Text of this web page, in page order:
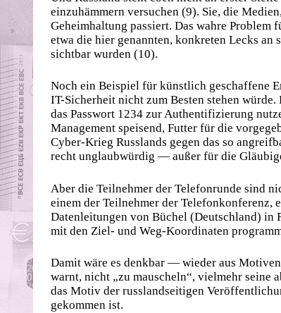
einzuhämmern versuchen (9). Sie, die
Geheimhaltung passiert. Das wahre
etwa die hier genannten, konkreten Lecks
sichtbar wurden (10).
Noch ein Beispiel für künstlich geschaffene
IT-Sicherheit nicht zum Besten stehen
das Passwort 1234 zur Authentifizierung
Management speisend, Futter für die
Cyber-Krieg Russlands gegen das so
recht unglaubwürdig — außer für die
Aber die Teilnehmer der Telefonrunde sind
einem der Teilnehmer der Telefonkonferenz,
Datenleitungen von Büchel (Deutschland) in
mit den Ziel- und Weg-Koordinaten
Damit wäre es denkbar — wieder aus
warnt, nicht „zu mauscheln“, vielmehr seine
das Motiv der russlandseitigen
gekommen ist.